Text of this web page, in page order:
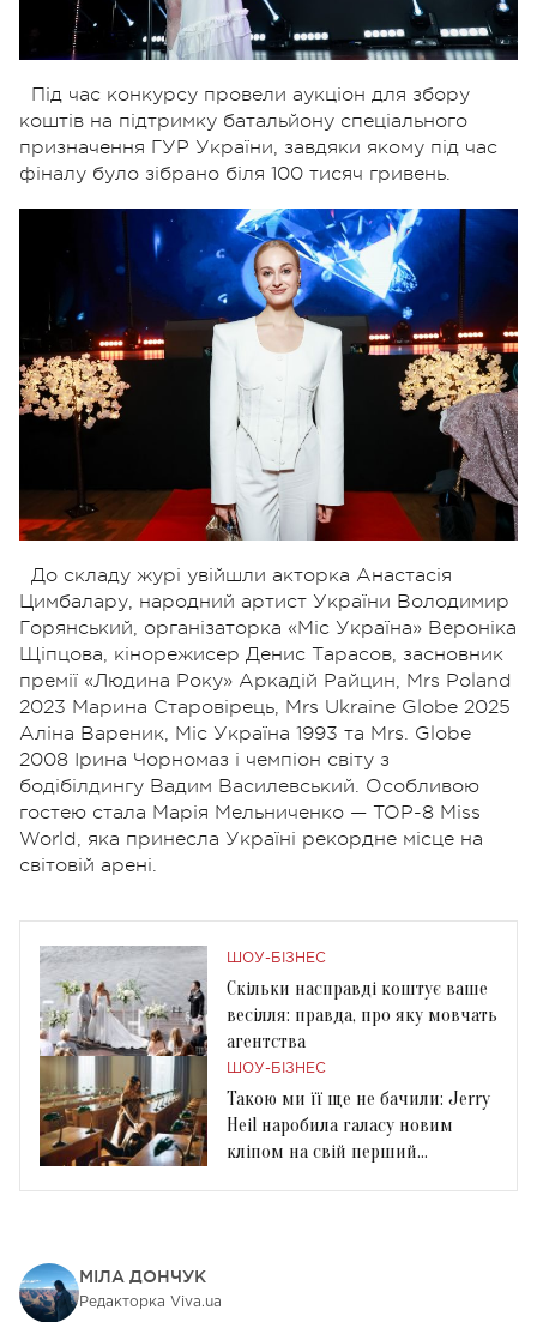
Під час конкурсу провели аукціон для збору
коштів на підтримку батальйону спеціального
призначення ГУР України, завдяки якому під час
фіналу було зібрано біля 100 тисяч гривень.
До складу журі увійшли акторка Анастасія
Цимбалару, народний артист України Володимир
Горянський, організаторка «Міс Україна» Вероніка
Щіпцова, кінорежисер Денис Тарасов, засновник
премії «Людина Року» Аркадій Райцин, Mrs Poland
2023 Марина Старовірець, Mrs Ukraine Globe 2025
Аліна Вареник, Міс Україна 1993 та Mrs. Globe
2008 Ірина Чорномаз і чемпіон світу з
бодібілдингу Вадим Василевський. Особливою
гостею стала Марія Мельниченко — TOP-8 Miss
World, яка принесла Україні рекордне місце на
світовій арені.
ШОУ-БІЗНЕС
Скільки насправді коштує ваше
весілля: правда, про яку мовчать
агентства
ШОУ-БІЗНЕС
Такою ми її ще не бачили: Jerry
Heil наробила галасу новим
кліпом на свій перший
МІЛА ДОНЧУК
Редакторка Viva.ua